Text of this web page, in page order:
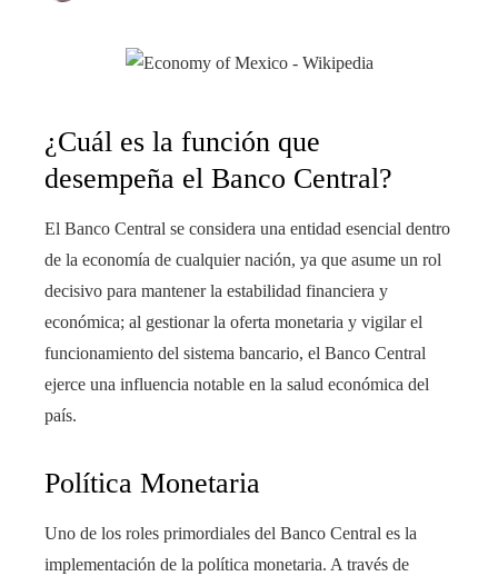
¿Cuál es la función que
desempeña el Banco Central?
El Banco Central se considera una entidad esencial dentro
de la economía de cualquier nación, ya que asume un rol
decisivo para mantener la estabilidad financiera y
económica; al gestionar la oferta monetaria y vigilar el
funcionamiento del sistema bancario, el Banco Central
ejerce una influencia notable en la salud económica del
país.
Política Monetaria
Uno de los roles primordiales del Banco Central es la
implementación de la política monetaria. A través de